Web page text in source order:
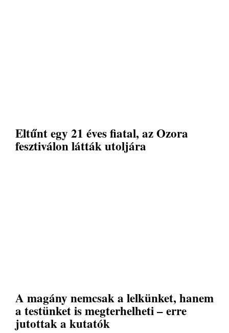
Eltűnt egy 21 éves fiatal, az Ozora
fesztiválon látták utoljára
A magány nemcsak a lelkünket, hanem
a testünket is megterhelheti – erre
jutottak a kutatók